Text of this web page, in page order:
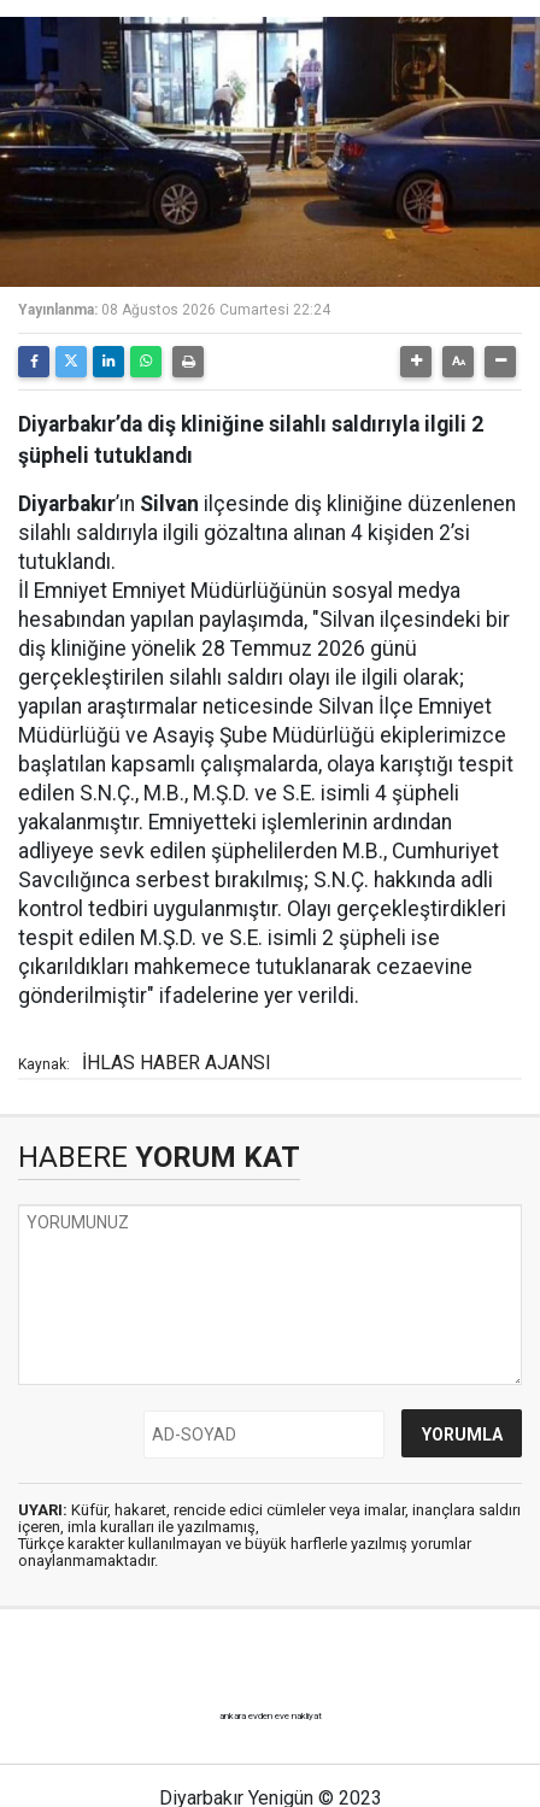
Yayınlanma: 08 Ağustos 2026 Cumartesi 22:24
Diyarbakır’da diş kliniğine silahlı saldırıyla ilgili 2
şüpheli tutuklandı
Diyarbakır’ın Silvan ilçesinde diş kliniğine düzenlenen
silahlı saldırıyla ilgili gözaltına alınan 4 kişiden 2’si
tutuklandı.
İl Emniyet Emniyet Müdürlüğünün sosyal medya
hesabından yapılan paylaşımda, "Silvan ilçesindeki bir
diş kliniğine yönelik 28 Temmuz 2026 günü
gerçekleştirilen silahlı saldırı olayı ile ilgili olarak;
yapılan araştırmalar neticesinde Silvan İlçe Emniyet
Müdürlüğü ve Asayiş Şube Müdürlüğü ekiplerimizce
başlatılan kapsamlı çalışmalarda, olaya karıştığı tespit
edilen S.N.Ç., M.B., M.Ş.D. ve S.E. isimli 4 şüpheli
yakalanmıştır. Emniyetteki işlemlerinin ardından
adliyeye sevk edilen şüphelilerden M.B., Cumhuriyet
Savcılığınca serbest bırakılmış; S.N.Ç. hakkında adli
kontrol tedbiri uygulanmıştır. Olayı gerçekleştirdikleri
tespit edilen M.Ş.D. ve S.E. isimli 2 şüpheli ise
çıkarıldıkları mahkemece tutuklanarak cezaevine
gönderilmiştir" ifadelerine yer verildi.
Kaynak: İHLAS HABER AJANSI
HABERE YORUM KAT
UYARI: Küfür, hakaret, rencide edici cümleler veya imalar, inançlara saldırı
içeren, imla kuralları ile yazılmamış,
Türkçe karakter kullanılmayan ve büyük harflerle yazılmış yorumlar
onaylanmamaktadır.
ankara evden eve nakliyat
Diyarbakır Yenigün © 2023